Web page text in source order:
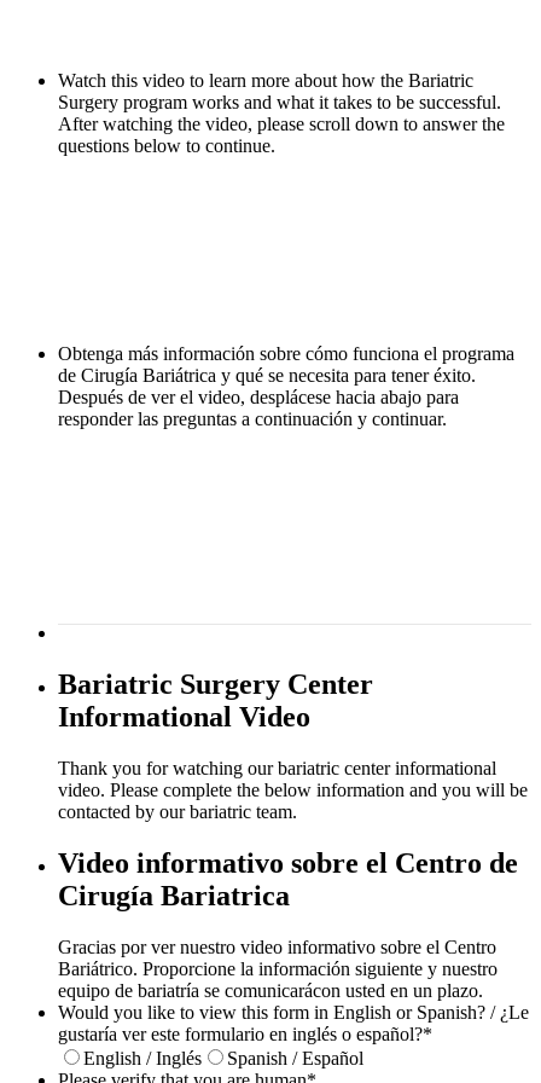
Watch this video to learn more about how the Bariatric
Surgery program works and what it takes to be successful.
After watching the video, please scroll down to answer the
questions below to continue.
Obtenga más información sobre cómo funciona el programa
de Cirugía Bariátrica y qué se necesita para tener éxito.
Después de ver el video, desplácese hacia abajo para
responder las preguntas a continuación y continuar.
Bariatric Surgery Center
Informational Video
Thank you for watching our bariatric center informational
video. Please complete the below information and you will be
contacted by our bariatric team.
Video informativo sobre el Centro de
Cirugía Bariatrica
Gracias por ver nuestro video informativo sobre el Centro
Bariátrico. Proporcione la información siguiente y nuestro
equipo de bariatría se comunicarácon usted en un plazo.
Would you like to view this form in English or Spanish? / ¿Le
gustaría ver este formulario en inglés o español?*
English / Inglés
Spanish / Español